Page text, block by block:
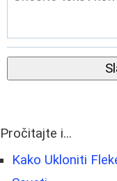
Pročitajte i...
Kako Ukloniti